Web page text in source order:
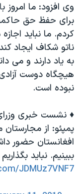
وی افزود: ما امروز
برای حفظ حق
کردم. ما نباید
ناتو شکاف ایجاد
به یاد دارند و می
هیچگاه دوست
نبوده است.
♦️ نشست خبری
پمپئو: از
افغانستان حضور
ببینیم. نباید
JDMUz7VNF7